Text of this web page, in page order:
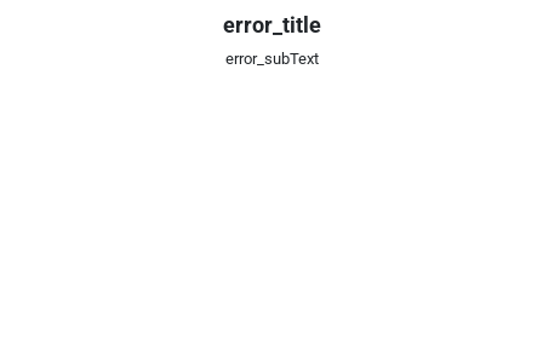
error_title
error_subText